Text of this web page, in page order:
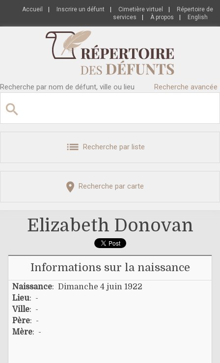
Accueil Inscrire un défunt Cimetière virtuel
Répertoire de
services
À propos English
Recherche par nom de défunt, ville ou lieu Recherche avancée
Recherche par liste
Recherche par carte
Elizabeth Donovan
Informations sur la naissance
Naissance: Dimanche 4 juin 1922
Lieu: -
Ville: -
Père: -
Mère: -